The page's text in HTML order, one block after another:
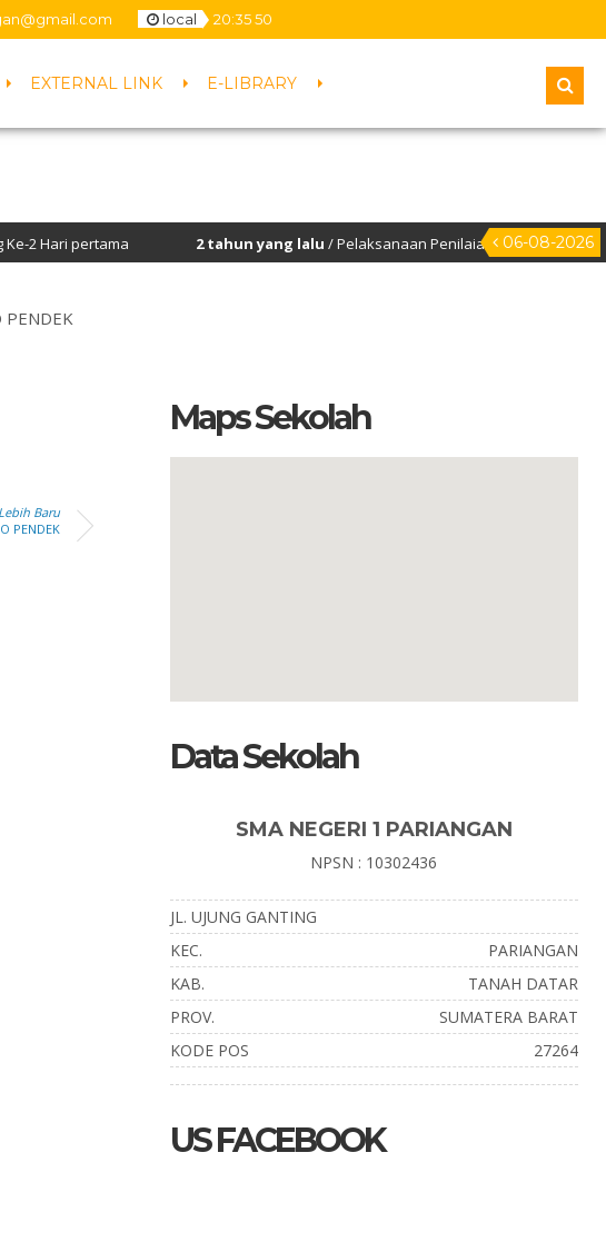
local 20:3550
EXTERNAL LINK E-LIBRARY
06-08-2026
pertama 2 tahun yang lalu/ Pelaksanaan Penilaian Kinerja Kepala
PENDEK
Baru
PENDEK
Maps Sekolah
Data Sekolah
SMA NEGERI 1 PARIANGAN
NPSN : 10302436
JL. UJUNG GANTING
KEC.
PARIANGAN
KAB.
TANAH DATAR
PROV.
SUMATERA BARAT
KODE POS
27264
US FACEBOOK